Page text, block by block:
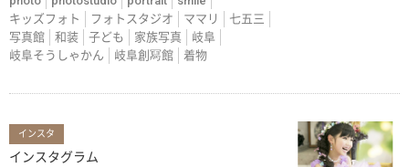
キッズフォト
フォトスタジオ ママリ
七五三
写真館
和装 子ども 家族写真
岐阜
岐阜そうしゃかん
岐阜創冩館 着物
インスタ
インスタグラム